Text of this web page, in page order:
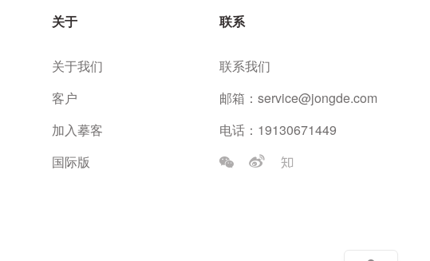
联系
联系我们
邮箱：service@jongde.com
电话：19130671449
关于
关于我们
客户
加入摹客
国际版